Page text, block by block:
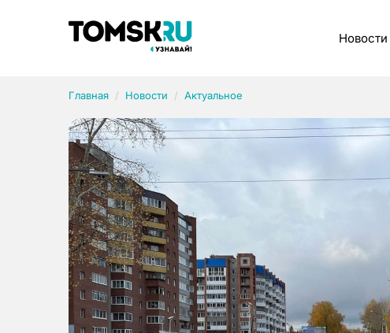
Новости
Главная Новости Актуальное
Рубрики